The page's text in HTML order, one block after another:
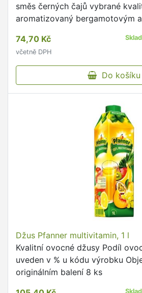
směs černých čajů vybrané
aromatizovaný bergamotovým
po 1,75 g
74,70 Kč
včetně DPH
Do košíku
Džus Pfanner multivitamin, 1 l
Kvalitní ovocné džusy Podíl
uveden v % u kódu výrobku
originálním balení 8 ks